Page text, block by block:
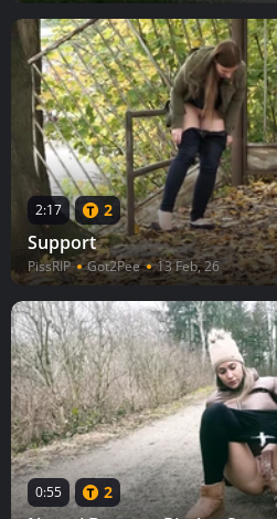
2:17 2
Support
PissRIP Got2Pee 13 Feb, 26
0:55 2